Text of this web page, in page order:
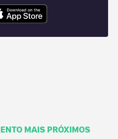
MAIS PRÓXIMOS